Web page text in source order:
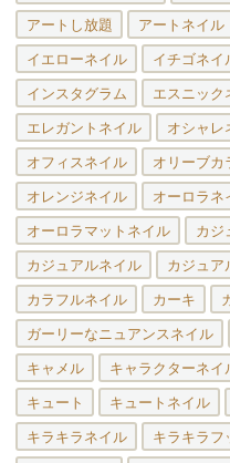
アートし放題 アートネイル
イエローネイル イチゴネイ
インスタグラム エスニック
エレガントネイル オシャレ
オフィスネイル オリーブカ
オレンジネイル オーロラネ
オーロラマットネイル カジ
カジュアルネイル カジュア
カラフルネイル カーキ
ガーリーなニュアンスネイル
キャメル キャラクターネイ
キュート キュートネイル
キラキラネイル キラキラフ